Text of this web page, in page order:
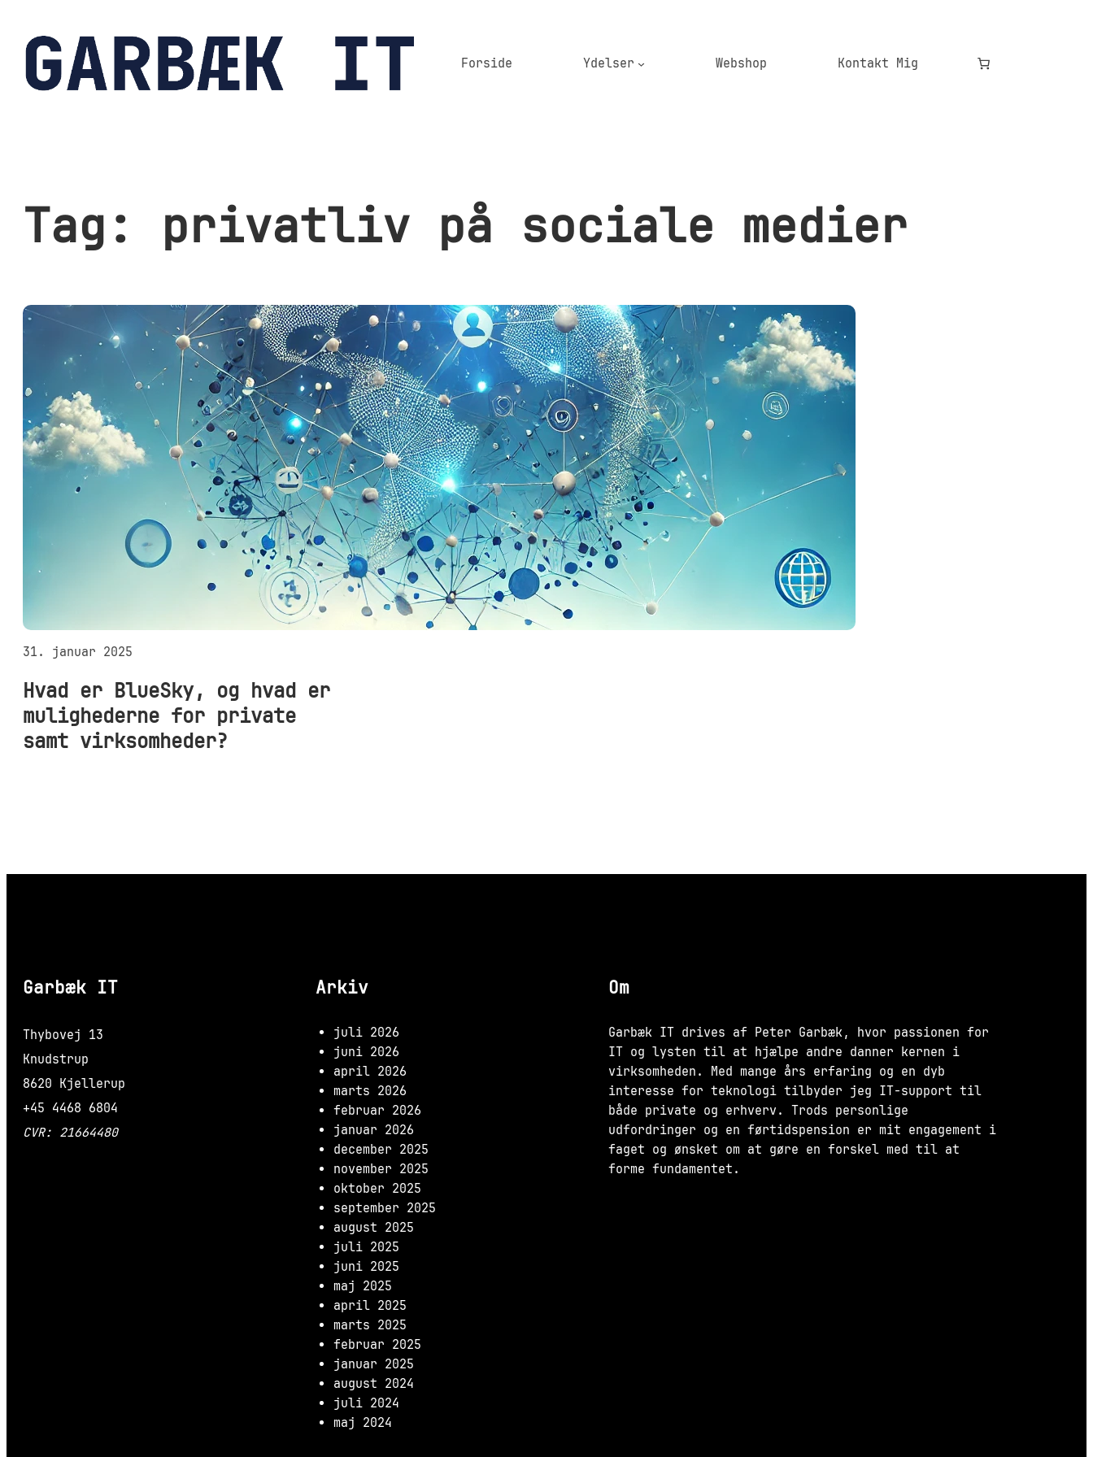
indhold
Forside Ydelser Webshop Kontakt Mig
Tag: privatliv på sociale medier
31. januar 2025
Hvad er BlueSky, og hvad er
mulighederne for private
samt virksomheder?
Garbæk IT
Thybovej 13
Knudstrup
8620 Kjellerup
+45 4468 6804
CVR: 21664480
Arkiv
juli 2026
juni 2026
april 2026
marts 2026
februar 2026
januar 2026
december 2025
november 2025
oktober 2025
september 2025
august 2025
juli 2025
juni 2025
maj 2025
april 2025
marts 2025
februar 2025
januar 2025
august 2024
juli 2024
maj 2024
Om
Garbæk IT drives af Peter Garbæk, hvor passionen for
IT og lysten til at hjælpe andre danner kernen i
virksomheden. Med mange års erfaring og en dyb
interesse for teknologi tilbyder jeg IT-support til
både private og erhverv. Trods personlige
udfordringer og en førtidspension er mit engagement i
faget og ønsket om at gøre en forskel med til at
forme fundamentet.